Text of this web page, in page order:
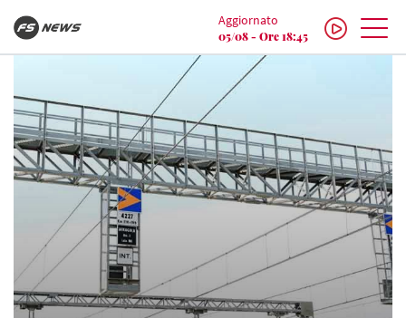
Aggiornato
05/08 - Ore 18:45